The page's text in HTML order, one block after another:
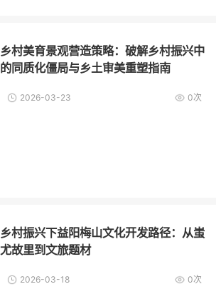
乡村美育景观营造策略：破解乡村振兴中
的同质化僵局与乡土审美重塑指南
0次
2026-03-23
乡村振兴下益阳梅山文化开发路径：从蚩
尤故里到文旅题材
0次
2026-03-18